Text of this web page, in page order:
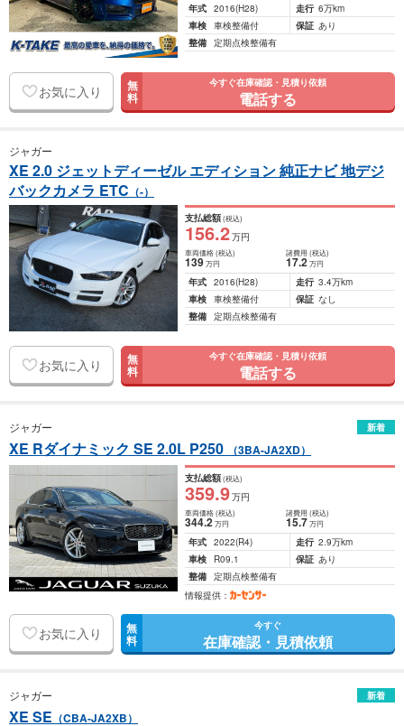
年式 2016(H28) 走行 6万km
車検 車検整備付 保証 あり
整備 定期点検整備有
お気に入り 無
料
今すぐ在庫確認・見積り依頼
電話する
ジャガー
XE 2.0 ジェットディーゼル エディション 純正ナビ 地デジ
バックカメラ ETC （-）
支払総額(税込)
156.2万円
車両価格(税込)
139万円
諸費用 (税込)
17.2 万円
年式 2016(H28) 走行 3.4万km
車検 車検整備付 保証 なし
整備 定期点検整備有
お気に入り 無
料
今すぐ在庫確認・見積り依頼
電話する
ジャガー 新着
XE Rダイナミック SE 2.0L P250 （3BA-JA2XD）
支払総額(税込)
359.9万円
車両価格(税込)
344.2万円
諸費用 (税込)
15.7 万円
年式 2022(R4) 走行 2.9万km
車検
R09.1 保証 あり
整備 定期点検整備有
情報提供：
お気に入り 無
料
今すぐ
在庫確認・見積依頼
ジャガー 新着
XE SE （CBA-JA2XB）